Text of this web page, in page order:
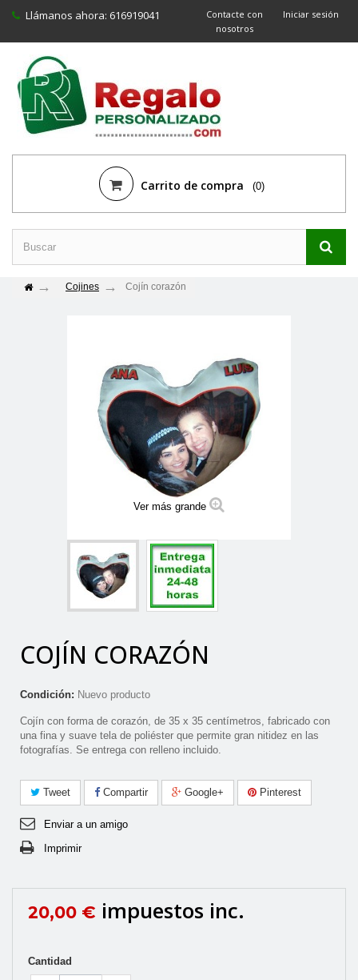
Iniciar sesión
Contacte con
nosotros
Llámanos ahora: 616919041
Carrito de compra (0)
Cojines Cojín corazón
Ver más grande
COJÍN CORAZÓN
Condición: Nuevo producto
Cojín con forma de corazón, de 35 x 35 centímetros, fabricado con
una fina y suave tela de poliéster que permite gran nitidez en las
fotografías. Se entrega con relleno incluido.
Tweet Compartir Google+ Pinterest
Enviar a un amigo
Imprimir
20,00 € impuestos inc.
Cantidad